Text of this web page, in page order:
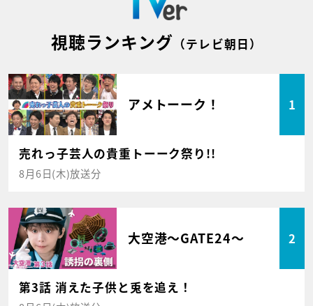
視聴ランキング （テレビ朝日）
アメトーーク！ 1
売れっ子芸人の貴重トーーク祭り!!
8月6日(木)放送分
大空港～GATE24～ 2
第3話 消えた子供と兎を追え！